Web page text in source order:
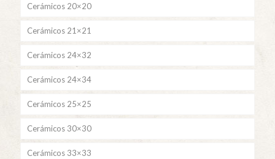
Cerámicos 20×20
Cerámicos 21×21
Cerámicos 24×32
Cerámicos 24×34
Cerámicos 25×25
Cerámicos 30×30
Cerámicos 33×33